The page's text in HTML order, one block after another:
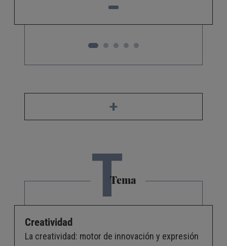
+
TTema
Creatividad
La creatividad: motor de innovación y expresión